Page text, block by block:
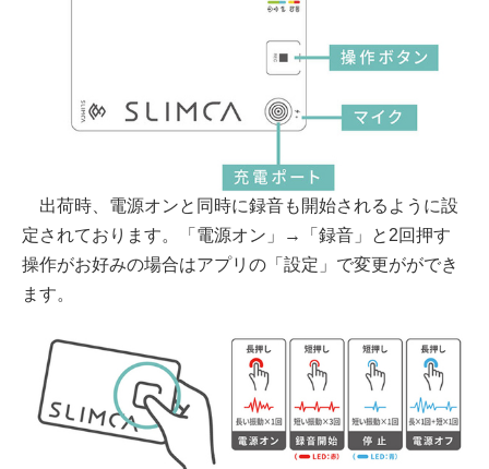
出荷時、電源オンと同時に録音も開始されるように設
定されております。「電源オン」→「録音」と2回押す
操作がお好みの場合はアプリの「設定」で変更がができ
ます。